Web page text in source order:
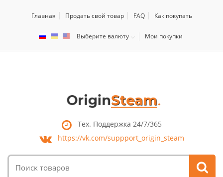
Главная Продать свой товар FAQ Как покупать
Выберите валюту Мои покупки
Тех. Поддержка 24/7/365
https://vk.com/suppport_origin_steam
товаров: